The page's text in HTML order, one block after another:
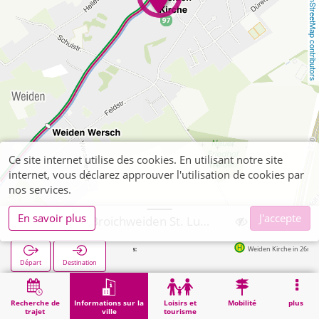
OpenStreetMap contributors
Recherche de
trajet
Informations sur la
ville
Loisirs et
tourisme
Mobilité plus
Départ Destination
Weiden Kirche in 26m
Démarrage Informations sur la ville Würselen, Broichweiden St. Lucia
Ce site internet utilise des cookies. En utilisant notre site
internet, vous déclarez approuver l'utilisation de cookies par
nos services.
En savoir plus
J'accepte